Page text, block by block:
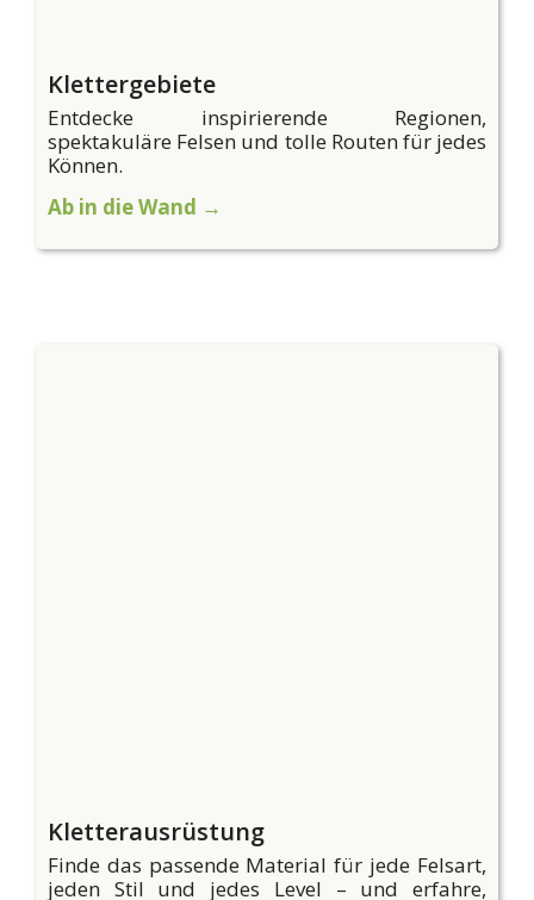
Klettergebiete
Entdecke inspirierende Regionen,
spektakuläre Felsen und tolle Routen für jedes
Können.
Ab in die Wand →
Kletterausrüstung
Finde das passende Material für jede Felsart,
jeden Stil und jedes Level – und erfahre,